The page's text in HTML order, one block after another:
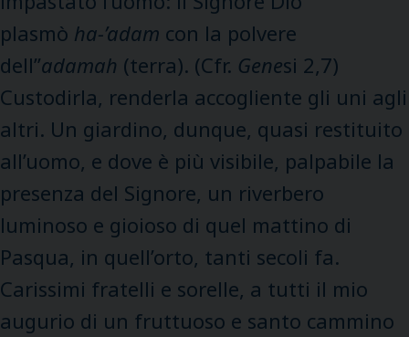
plasmò ha-’adam con la polvere
dell’’adamah (terra). (Cfr. Genesi 2,7)
Custodirla, renderla accogliente gli uni agli
altri. Un giardino, dunque, quasi restituito
all’uomo, e dove è più visibile, palpabile la
presenza del Signore, un riverbero
luminoso e gioioso di quel mattino di
Pasqua, in quell’orto, tanti secoli fa.
Carissimi fratelli e sorelle, a tutti il mio
augurio di un fruttuoso e santo cammino